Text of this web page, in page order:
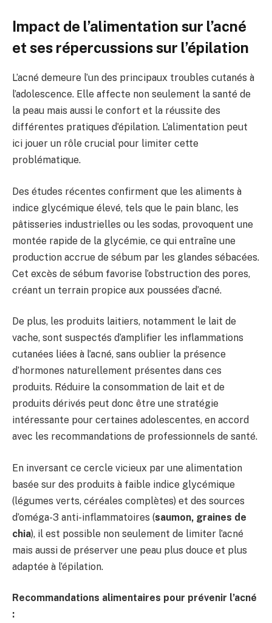
Impact de l’alimentation sur l’acné
et ses répercussions sur l’épilation
L’acné demeure l’un des principaux troubles cutanés à
l’adolescence. Elle affecte non seulement la santé de
la peau mais aussi le confort et la réussite des
différentes pratiques d’épilation. L’alimentation peut
ici jouer un rôle crucial pour limiter cette
problématique.
Des études récentes confirment que les aliments à
indice glycémique élevé, tels que le pain blanc, les
pâtisseries industrielles ou les sodas, provoquent une
montée rapide de la glycémie, ce qui entraîne une
production accrue de sébum par les glandes sébacées.
Cet excès de sébum favorise l’obstruction des pores,
créant un terrain propice aux poussées d’acné.
De plus, les produits laitiers, notamment le lait de
vache, sont suspectés d’amplifier les inflammations
cutanées liées à l’acné, sans oublier la présence
d’hormones naturellement présentes dans ces
produits. Réduire la consommation de lait et de
produits dérivés peut donc être une stratégie
intéressante pour certaines adolescentes, en accord
avec les recommandations de professionnels de santé.
En inversant ce cercle vicieux par une alimentation
basée sur des produits à faible indice glycémique
(légumes verts, céréales complètes) et des sources
d’oméga-3 anti-inflammatoires (saumon, graines de
chia), il est possible non seulement de limiter l’acné
mais aussi de préserver une peau plus douce et plus
adaptée à l’épilation.
Recommandations alimentaires pour prévenir l’acné
: